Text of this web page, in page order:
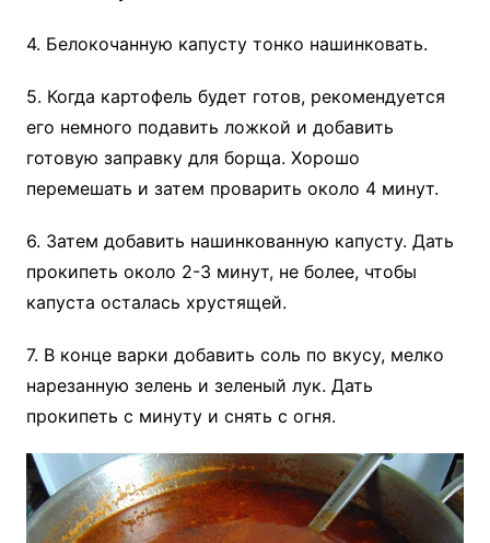
4. Белокочанную капусту тонко нашинковать.
5. Когда картофель будет готов, рекомендуется
его немного подавить ложкой и добавить
готовую заправку для борща. Хорошо
перемешать и затем проварить около 4 минут.
6. Затем добавить нашинкованную капусту. Дать
прокипеть около 2-3 минут, не более, чтобы
капуста осталась хрустящей.
7. В конце варки добавить соль по вкусу, мелко
нарезанную зелень и зеленый лук. Дать
прокипеть с минуту и снять с огня.